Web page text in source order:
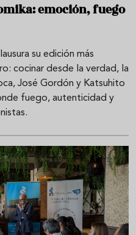
emoción, fuego
su edición más
cocinar desde la verdad, la
José Gordón y Katsuhito
fuego, autenticidad y